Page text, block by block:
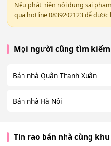
Nếu phát hiện nội dung sai
qua hotline 0839202123 để
Mọi người cũng tìm kiếm
Bán nhà Quận Thanh Xuân
Bán nhà Hà Nội
Tin rao bán nhà cùng